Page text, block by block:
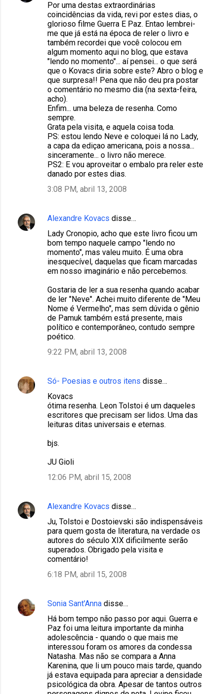
Por uma destas extraordinárias
coincidências da vida, revi por estes dias, o
glorioso filme Guerra E Paz. Entao lembrei-
me que já está na época de reler o livro e
também recordei que você colocou em
algum momento aqui no blog, que estava
"lendo no momento"... aí pensei... o que será
que o Kovacs diria sobre este? Abro o blog e
que surpresa!! Pena que não deu pra postar
o comentário no mesmo dia (na sexta-feira,
acho).
Enfim... uma beleza de resenha. Como
sempre.
Grata pela visita, e aquela coisa toda.
PS: estou lendo Neve e coloquei lá no Lady,
a capa da ediçao americana, pois a nossa...
sinceramente... o livro não merece.
PS2: E vou aproveitar o embalo pra reler este
danado por estes dias.
3:08 PM, abril 13, 2008
Alexandre Kovacs disse…
Lady Cronopio, acho que este livro ficou um
bom tempo naquele campo "lendo no
momento", mas valeu muito. É uma obra
inesquecível, daquelas que ficam marcadas
em nosso imaginário e não percebemos.
Gostaria de ler a sua resenha quando acabar
de ler "Neve". Achei muito diferente de "Meu
Nome é Vermelho", mas sem dúvida o gênio
de Pamuk também está presente, mais
político e contemporâneo, contudo sempre
poético.
9:22 PM, abril 13, 2008
Só- Poesias e outros itens disse…
Kovacs
ótima resenha. Leon Tolstoi é um daqueles
escritores que precisam ser lidos. Uma das
leituras ditas universais e eternas.
bjs.
JU Gioli
12:06 PM, abril 15, 2008
Alexandre Kovacs disse…
Ju, Tolstoi e Dostoievski são indispensáveis
para quem gosta de literatura, na verdade os
autores do século XIX dificilmente serão
superados. Obrigado pela visita e
comentário!
6:18 PM, abril 15, 2008
Sonia Sant'Anna disse…
Há bom tempo não passo por aqui. Guerra e
Paz foi uma leitura importante da minha
adolescência - quando o que mais me
interessou foram os amores da condessa
Natasha. Mas não se compara a Anna
Karenina, que li um pouco mais tarde, quando
já estava equipada para apreciar a densidade
psicológica da obra. Apesar de tantos outros